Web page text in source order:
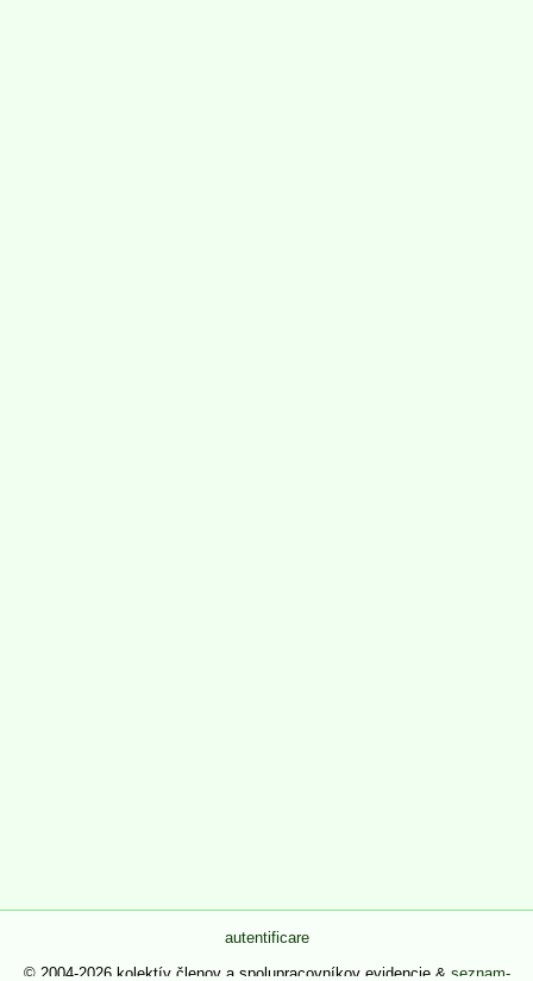
autentificare
© 2004-2026 kolektív členov a spolupracovníkov evidencie & seznam-